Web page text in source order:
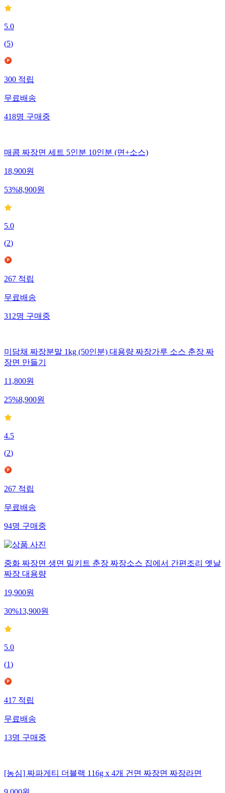
5.0
(5)
300 적립
무료배송
418명 구매중
매콤 짜장면 세트 5인분 10인분 (면+소스)
18,900원
53%8,900원
5.0
(2)
267 적립
무료배송
312명 구매중
미담채 짜장분말 1kg (50인분) 대용량 짜장가루 소스 춘장 짜
장면 만들기
11,800원
25%8,900원
4.5
(2)
267 적립
무료배송
94명 구매중
중화 짜장면 생면 밀키트 춘장 짜장소스 집에서 간편조리 옛날
짜장 대용량
19,900원
30%13,900원
5.0
(1)
417 적립
무료배송
13명 구매중
[농심] 짜파게티 더블랙 116g x 4개 건면 짜장면 짜장라면